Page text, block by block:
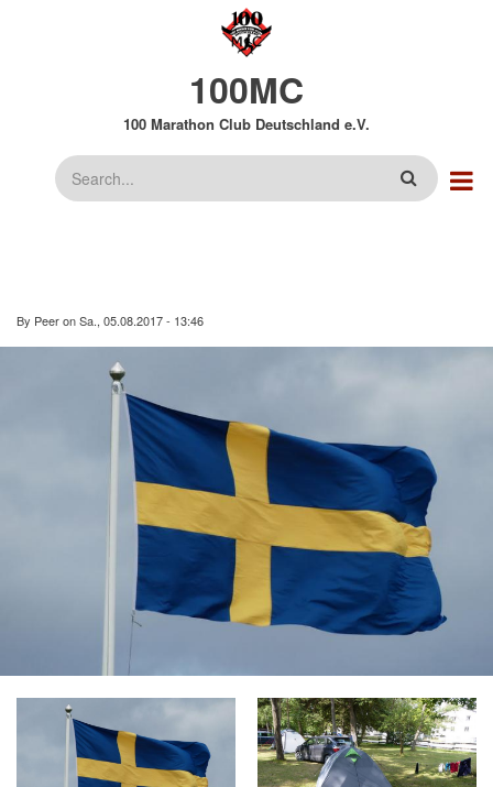
100MC
100 Marathon Club Deutschland e.V.
Suche
By PeeronSa., 05.08.2017 - 13:46